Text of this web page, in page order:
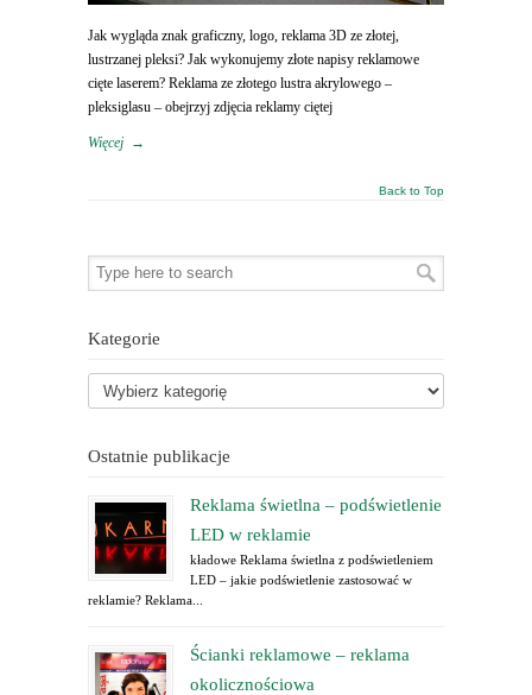
Jak wygląda znak graficzny, logo, reklama 3D ze złotej,
lustrzanej pleksi? Jak wykonujemy złote napisy reklamowe
cięte laserem? Reklama ze złotego lustra akrylowego –
pleksiglasu – obejrzyj zdjęcia reklamy ciętej
Więcej →
Back to Top
Kategorie
Ostatnie publikacje
Reklama świetlna – podświetlenie
LED w reklamie
kładowe Reklama świetlna z podświetleniem
LED – jakie podświetlenie zastosować w
reklamie? Reklama...
Ścianki reklamowe – reklama
okolicznościowa